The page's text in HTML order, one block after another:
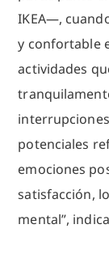
IKEA—,
y confortable
actividades
potenciales
emociones
satisfacción,
mental”,